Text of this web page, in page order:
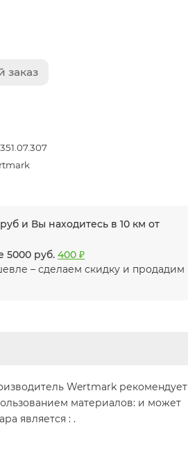
заказ
и Вы находитесь в 10 км от
5000 руб.400 ₽
– сделаем скидку и продадим
Wertmark рекомендует
материалов: и может
является : .